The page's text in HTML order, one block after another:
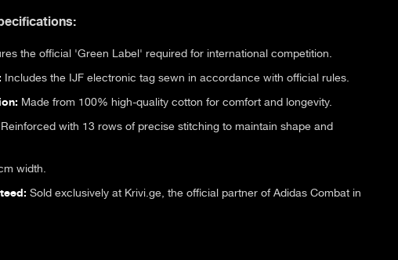
the official 'Green Label' required for international competition.
Includes the IJF electronic tag sewn in accordance with official rules.
Made from 100% high-quality cotton for comfort and longevity.
Reinforced with 13 rows of precise stitching to maintain shape and
width.
Sold exclusively at Krivi.ge, the official partner of Adidas Combat in